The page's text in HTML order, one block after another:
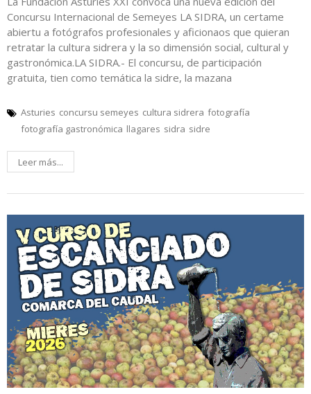
Concursu Internacional de Semeyes LA SIDRA, un certame
abiertu a fotógrafos profesionales y aficionaos que quieran
retratar la cultura sidrera y la so dimensión social, cultural y
gastronómica.LA SIDRA.- El concursu, de participación
gratuita, tien como temática la sidre, la mazana
Asturies concursu semeyes cultura sidrera fotografía
fotografía gastronómica llagares sidra sidre
Leer más...